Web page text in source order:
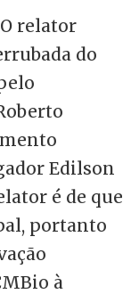
relator
do
Edilson
é de que
portanto
à